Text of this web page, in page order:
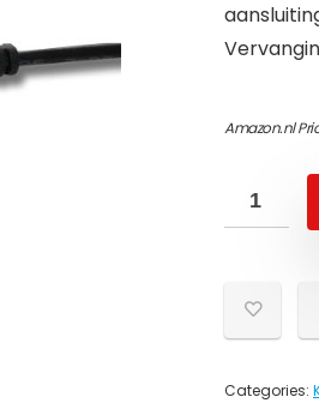
Amazon.nl
Categories: